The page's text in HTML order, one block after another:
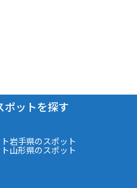
ポットを探す
岩手県のスポット
山形県のスポット